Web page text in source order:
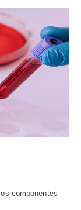
componentes